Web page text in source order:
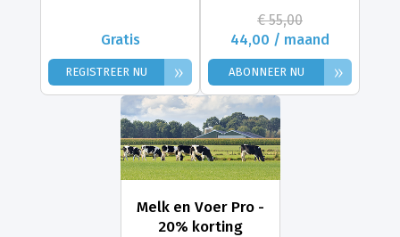
Gratis
REGISTREER NU »
€ 55,00
44,00 / maand
ABONNEER NU »
Melk en Voer Pro -
20% korting